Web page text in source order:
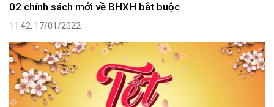
02 chính sách mới về BHXH bắt buộc
11:42, 17/01/2022